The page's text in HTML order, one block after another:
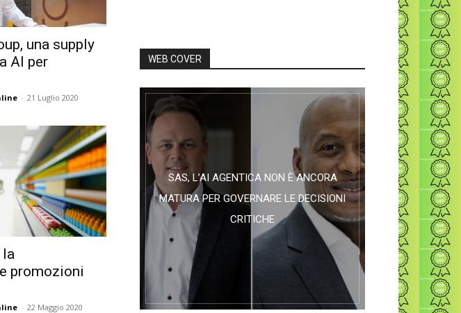
una supply
AI per
- 21 Luglio 2020
la
promozioni
- 22 Maggio 2020
WEB COVER
SAS, L’AI AGENTICA NON È ANCORA
MATURA PER GOVERNARE LE DECISIONI
CRITICHE